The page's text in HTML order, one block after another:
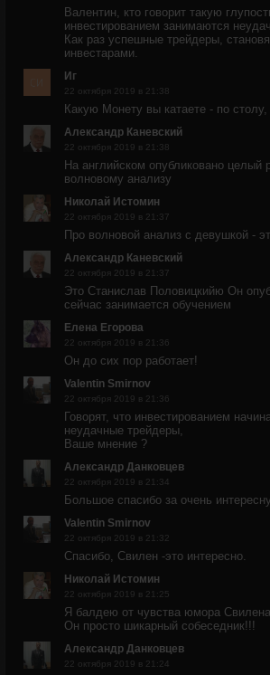
Валентин, кто говорит такую
инвестированием занимаются
Как раз успешные трейдеры,
инвестарами.
Иг
22 октября 2019 в 21:38
Какую Монету вы катаете - по
Александр Каневский
22 октября 2019 в 21:38
На английском опубликовано целый
волновому анализу
Николай Истомин
22 октября 2019 в 21:37
Про волновой анализ с девушкой -
Александр Каневский
22 октября 2019 в 21:37
Это Станислав Половицкийю Он
сейчас занимается обучением
Елена Егорова
22 октября 2019 в 21:36
Он до сих пор работает!
Valentin Smirnov
22 октября 2019 в 21:36
Говорят, что инвестированием
неудачные трейдеры,
Ваше мнение ?
Александр Данковцев
22 октября 2019 в 21:34
Большое спасибо за очень
Valentin Smirnov
22 октября 2019 в 21:32
Спасибо, Свилен -это интересно.
Николай Истомин
22 октября 2019 в 21:25
Я балдею от чувства юмора
Он просто шикарный собеседник!!!
Александр Данковцев
22 октября 2019 в 21:24